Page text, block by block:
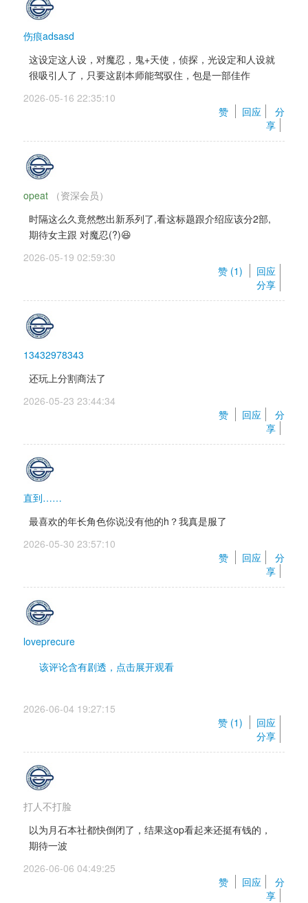
女忍者没出场，pass（，前女友只在回忆里出场过，
最后某个画风都不一样的男人被她带走，也不知道干
什么
现女友真惨啊……她怎么死的算得上主线之一吧，跟
男主恋爱也是很平常的恋爱，希望能复活，前女友也
还是个闷骚（，可惜没cg，太可恶了
总之还是值得期待的一作呢，我已经等不及了😋
伤痕adsasd
这设定这人设，对魔忍，鬼+天使，侦探，光设定和人设就
很吸引人了，只要这剧本师能驾驭住，包是一部佳作
2026-05-16 22:35:10
赞
回应
分
享
opeat
（资深会员）
时隔这么久竟然憋出新系列了,看这标题跟介绍应该分2部,
期待女主跟 对魔忍(?)😆
2026-05-19 02:59:30
赞 (1)
回应
分享
13432978343
还玩上分割商法了
2026-05-23 23:44:34
赞
回应
分
享
直到……
最喜欢的年长角色你说没有他的h？我真是服了
2026-05-30 23:57:10
赞
回应
分
享
loveprecure
该评论含有剧透，点击展开观看
过一段时间或者原地升天吧。难道遗体还能让凶手完
整的给你保存好，灵魂回归身体了就复活了？里美父
亲的穿着打扮一眼暴君啊。学生妹跟她母亲的对话中
可以得知学生妹也不是啥好人。喜欢对男主撒谎，隐
瞒很多事。到底是什么原因让学生妹的母亲变得这么
变态以及里美为啥变成现在这幅惨状也是令我好奇的
点。游戏标题界面没有里美。难道攻略她要等到下一
作或者这作隐藏真女主？男主在老家的青梅竹马看见
男主和一个不认识的女人都赤身裸体地躺在一张床
看母女丼啊，不过应该不太可能了。这么多令我期待
2026-06-04 19:27:15
赞 (1)
回应
分享
打人不打脸
以为月石本社都快倒闭了，结果这op看起来还挺有钱的，
期待一波
2026-06-06 04:49:25
赞
回应
分
享